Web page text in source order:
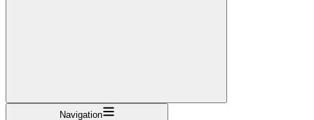
Navigation